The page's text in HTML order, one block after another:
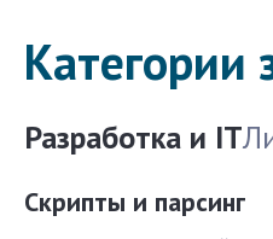
Категории
Разработка и IT
Скрипты и парсинг